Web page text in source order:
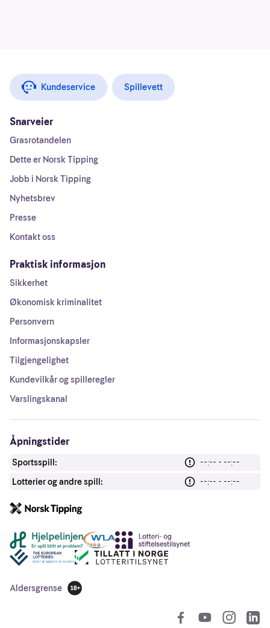
Kundeservice Spillevett
Snarveier
Grasrotandelen
Dette er Norsk Tipping
Jobb i Norsk Tipping
Nyhetsbrev
Presse
Kontakt oss
Praktisk informasjon
Sikkerhet
Økonomisk kriminalitet
Personvern
Informasjonskapsler
Tilgjengelighet
Kundevilkår og spilleregler
Varslingskanal
Åpningstider
Sportsspill:
--:-- - --:--
Lotterier og andre spill:
--:-- - --:--
Andre lenker
Aldersgrense
18 år